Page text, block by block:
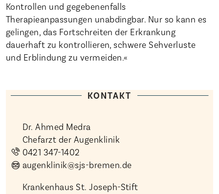
Kontrollen und gegebenenfalls
Therapieanpassungen unabdingbar. Nur so kann es
gelingen, das Fortschreiten der Erkrankung
dauerhaft zu kontrollieren, schwere Sehverluste
und Erblindung zu vermeiden.«
KONTAKT
Dr. Ahmed Medra
Chefarzt der Augenklinik
0421 347-1402
augenklinik@sjs-bremen.de
Krankenhaus St. Joseph-Stift